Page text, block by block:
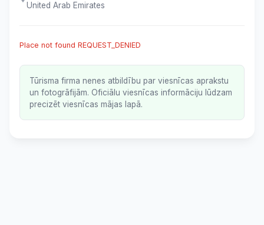
United Arab Emirates
Place not found REQUEST_DENIED
Tūrisma firma nenes atbildību par viesnīcas aprakstu
un fotogrāfijām. Oficiālu viesnīcas informāciju lūdzam
precizēt viesnīcas mājas lapā.